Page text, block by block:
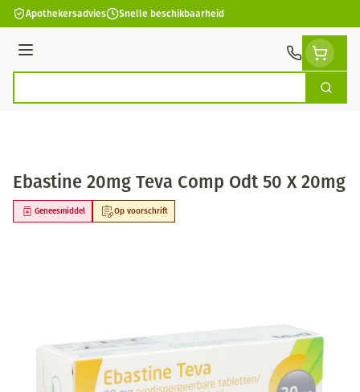
Ga naar de inhoud
Apothekersadvies Snelle beschikbaarheid
Menu
Zoek
Ebastine 20mg Teva Comp Odt 50 X 20mg
Op voorschrift
Geneesmiddel